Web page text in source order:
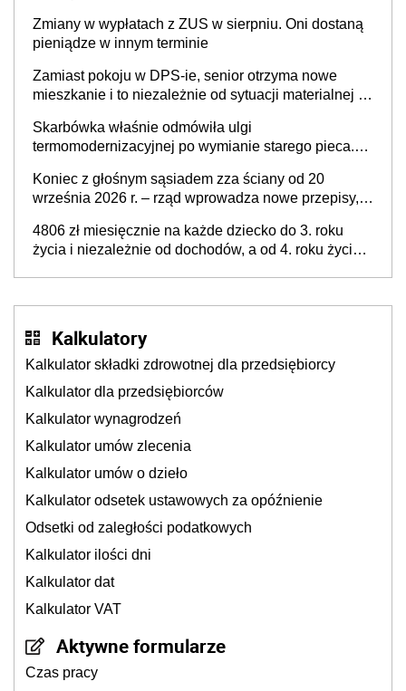
Zmiany w wypłatach z ZUS w sierpniu. Oni dostaną
pieniądze w innym terminie
Zamiast pokoju w DPS-ie, senior otrzyma nowe
mieszkanie i to niezależnie od sytuacji materialnej –
roku życia
Skarbówka właśnie odmówiła ulgi
termomodernizacyjnej po wymianie starego pieca.
Koniec z głośnym sąsiadem zza ściany od 20
września 2026 r. – rząd wprowadza nowe przepisy,
4806 zł miesięcznie na każde dziecko do 3. roku
życia i niezależnie od dochodów, a od 4. roku życia
Kalkulatory
Kalkulator składki zdrowotnej dla przedsiębiorcy
Kalkulator dla przedsiębiorców
Kalkulator wynagrodzeń
Kalkulator umów zlecenia
Kalkulator umów o dzieło
Kalkulator odsetek ustawowych za opóźnienie
Odsetki od zaległości podatkowych
Kalkulator ilości dni
Kalkulator dat
Kalkulator VAT
Aktywne formularze
Czas pracy